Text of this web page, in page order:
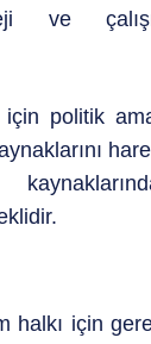
ve
politik
halkı için